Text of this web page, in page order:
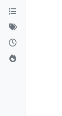
Hopp til innhold